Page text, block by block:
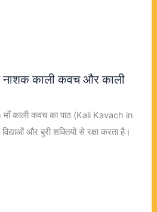
काली कवच और काली
काली कवच का पाठ (Kali Kavach in
और बुरी शक्तियों से रक्षा करता है।